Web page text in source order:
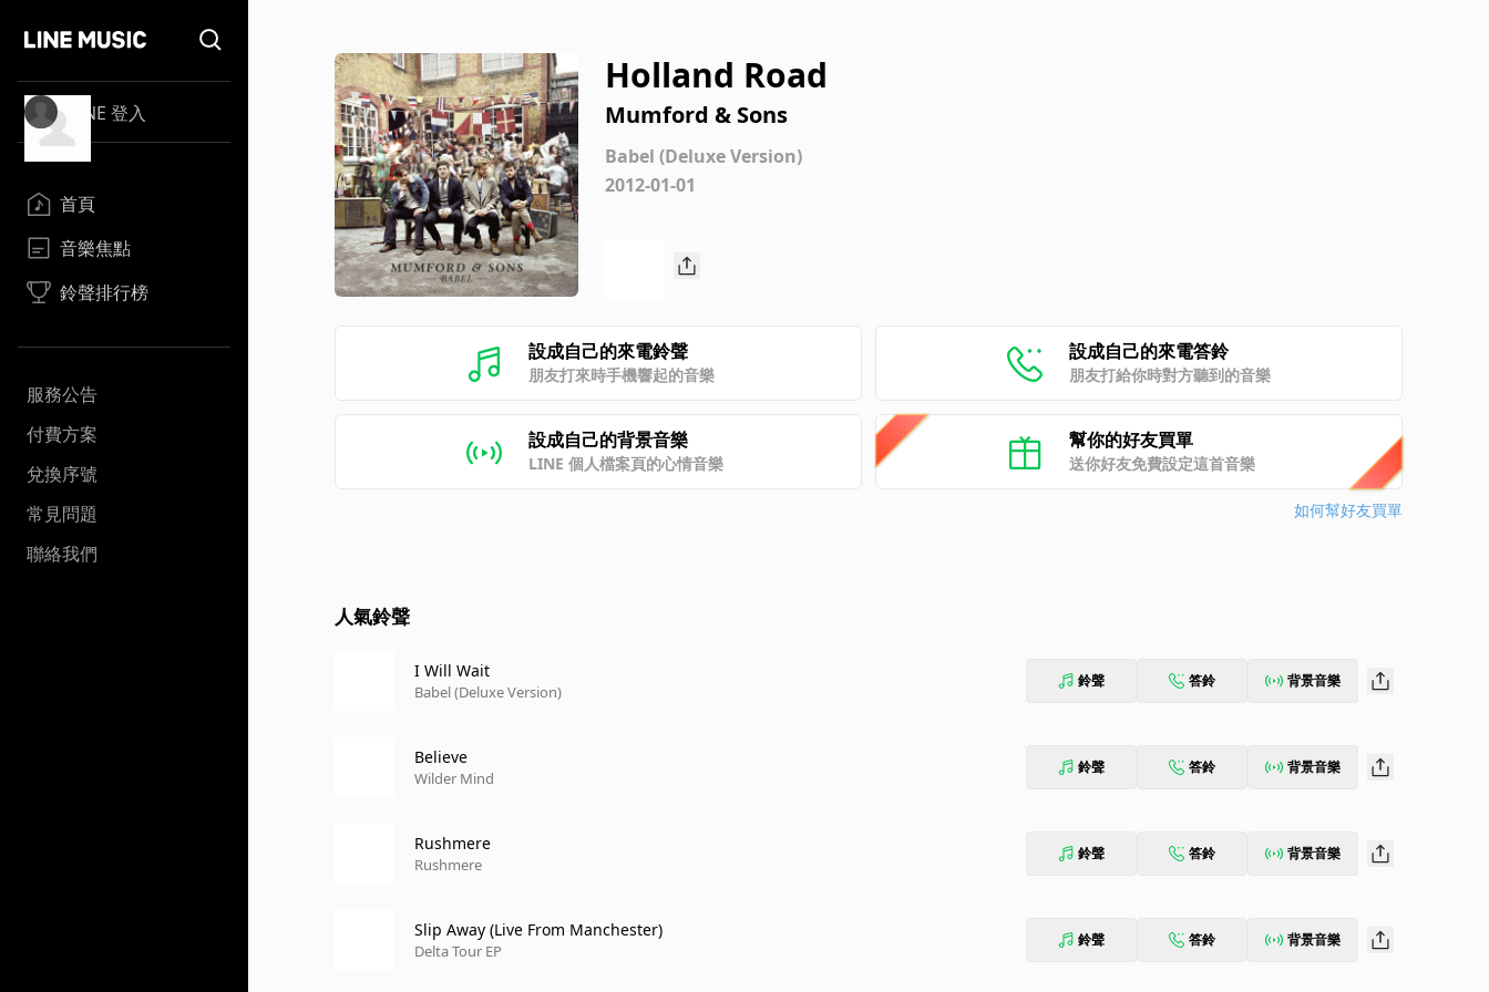
LINE 登入
首頁
音樂焦點
鈴聲排行榜
服務公告
付費方案
兌換序號
常見問題
聯絡我們
Holland Road
Mumford & Sons
Babel (Deluxe Version)
2012-01-01
設成自己的來電鈴聲
朋友打來時手機響起的音樂
設成自己的來電答鈴
朋友打給你時對方聽到的音樂
設成自己的背景音樂
LINE 個人檔案頁的心情音樂
幫你的好友買單
送你好友免費設定這首音樂
如何幫好友買單
人氣鈴聲
I Will Wait
Babel (Deluxe Version)
鈴聲 答鈴 背景音樂
Believe
Wilder Mind
鈴聲 答鈴 背景音樂
Rushmere
Rushmere
鈴聲 答鈴 背景音樂
Slip Away (Live From Manchester)
Delta Tour EP
鈴聲 答鈴 背景音樂